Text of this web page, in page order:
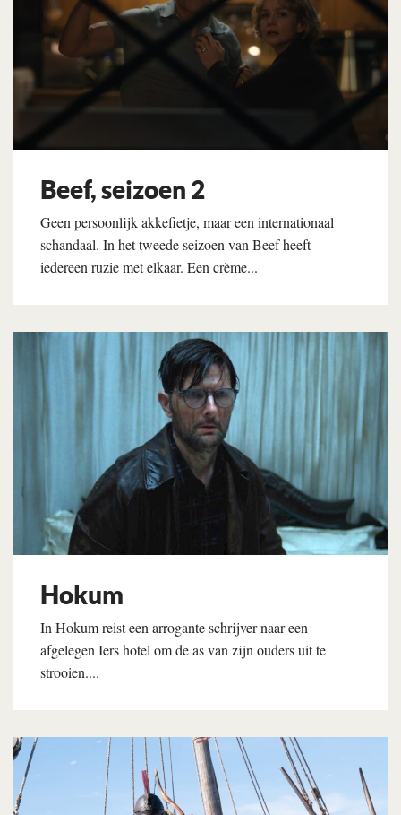
Beef, seizoen 2
Geen persoonlijk akkefietje, maar een internationaal
schandaal. In het tweede seizoen van Beef heeft
iedereen ruzie met elkaar. Een crème...
Lees verder
Hokum
In Hokum reist een arrogante schrijver naar een
afgelegen Iers hotel om de as van zijn ouders uit te
strooien....
Lees verder